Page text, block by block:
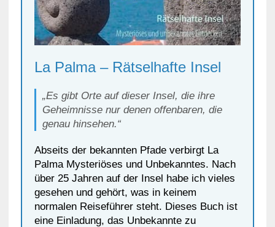
La Palma – Rätselhafte Insel
„Es gibt Orte auf dieser Insel, die ihre
Geheimnisse nur denen offenbaren, die
genau hinsehen.“
Abseits der bekannten Pfade verbirgt La
Palma Mysteriöses und Unbekanntes. Nach
über 25 Jahren auf der Insel habe ich vieles
gesehen und gehört, was in keinem
normalen Reiseführer steht. Dieses Buch ist
eine Einladung, das Unbekannte zu